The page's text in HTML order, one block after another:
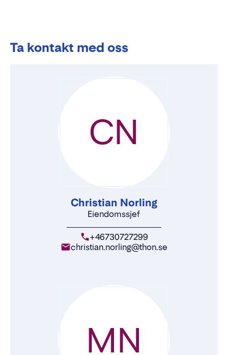
Ta kontakt med oss
Christian Norling
Eiendomssjef
+46730727299
christian.norling@thon.se
CN
MN